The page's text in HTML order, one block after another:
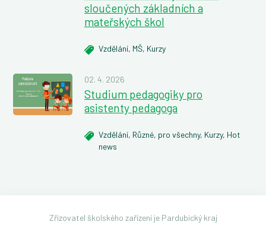
sloučených základních a
mateřských škol
Vzdělání, MŠ, Kurzy
02. 4. 2026
Studium pedagogiky pro
asistenty pedagoga
Vzdělání, Různé, pro všechny, Kurzy, Hot
news
Zřizovatel školského zařízení je Pardubický kraj